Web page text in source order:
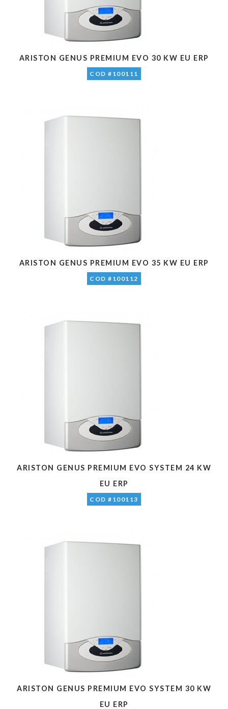
ARISTON GENUS PREMIUM EVO 30 KW EU ERP
COD #100111
ARISTON GENUS PREMIUM EVO 35 KW EU ERP
COD #100112
ARISTON GENUS PREMIUM EVO SYSTEM 24 KW
EU ERP
COD #100113
ARISTON GENUS PREMIUM EVO SYSTEM 30 KW
EU ERP